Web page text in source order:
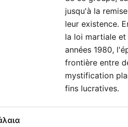
jusqu'à la
leur existence.
la loi martiale
années 1980,
frontière entre
mystification
fins lucratives.